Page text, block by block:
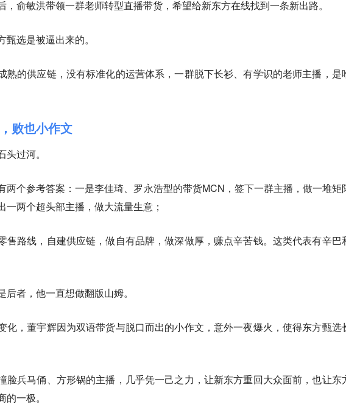
，俞敏洪带领一群老师转型直播带货，希望给新东方在线找到一条新出路。
甄选是被逼出来的。
熟的供应链，没有标准化的运营体系，一群脱下长衫、有学识的老师主播，是
败也小作文
头过河。
两个参考答案：一是李佳琦、罗永浩型的带货MCN，签下一群主播，做一堆矩
一两个超头部主播，做大流量生意；
售路线，自建供应链，做自有品牌，做深做厚，赚点辛苦钱。这类代表有辛巴
后者，他一直想做翻版山姆。
化，董宇辉因为双语带货与脱口而出的小作文，意外一夜爆火，使得东方甄选
脸兵马俑、方形锅的主播，几乎凭一己之力，让新东方重回大众面前，也让东
的一极。